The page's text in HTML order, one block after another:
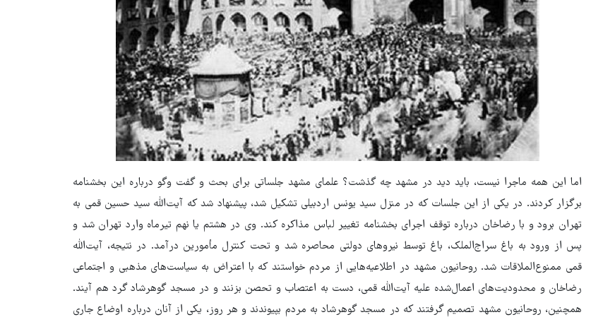
اما این همه ماجرا نیست، باید دید در مشهد چه گذشت؟ علمای مشهد جلساتی برای بحث و گفت‌ وگو درباره این بخشنامه
برگزار کردند. در یکی از این جلسات که در منزل سید یونس اردبیلی تشکیل شد، پیشنهاد شد که آیت‌الله سید حسین قمی به
تهران برود و با رضاخان درباره توقف اجرای بخشنامه تغییر لباس مذاکره کند. وی در هشتم یا نهم تیرماه وارد تهران شد و
پس از ورود به باغ سراج‌الملک، باغ توسط نیروهای دولتی محاصره شد و تحت کنترل مأمورین درآمد. در نتیجه، آیت‌الله
قمی ممنوع‌الملاقات شد. روحانیون مشهد در اطلاعیه‌هایی از مردم خواستند که با اعتراض به سیاست‌های مذهبی و اجتماعی
رضاخان و محدودیت‌های اعمال‌شده علیه آیت‌الله قمی، دست به اعتصاب و تحصن بزنند و در مسجد گوهرشاد گرد هم آیند.
همچنین، روحانیون مشهد تصمیم گرفتند که در مسجد گوهرشاد به مردم بپیوندند و هر روز، یکی از آنان درباره اوضاع جاری